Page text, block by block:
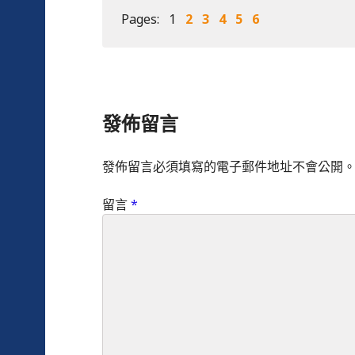
Pages: 1 2 3 4 5 6
發佈留言
發佈留言必須填寫的電子郵件地址不會公開。
留言*